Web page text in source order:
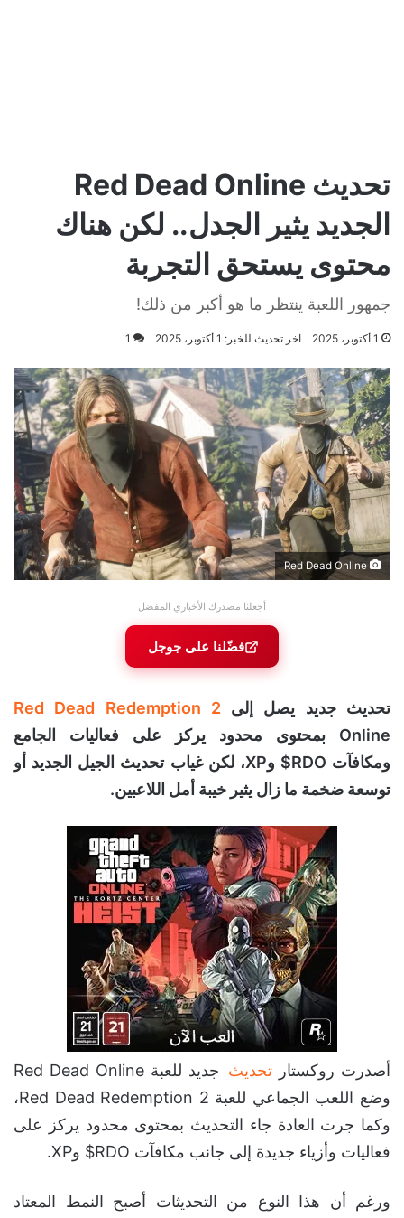
تحديث Red Dead Online
الجديد يثير الجدل.. لكن هناك
محتوى يستحق التجربة
جمهور اللعبة ينتظر ما هو أكبر من ذلك!
1 أكتوبر، 2025 اخر تحديث للخبر: 1 أكتوبر، 2025 1
أجعلنا مصدرك الأخباري المفضل
فضّلنا على جوجل
تحديث جديد يصل إلىRed Dead Redemption 2
Online بمحتوى محدود يركز على فعاليات الجامع
ومكافآت RDO$ وXP، لكن غياب تحديث الجيل الجديد أو
توسعة ضخمة ما زال يثير خيبة أمل اللاعبين.
أصدرت روكستار تحديث
جديد للعبة Red Dead Online
وضع اللعب الجماعي للعبة Red Dead Redemption 2،
وكما جرت العادة جاء التحديث بمحتوى محدود يركز على
فعاليات وأزياء جديدة إلى جانب مكافآت RDO$ وXP.
ورغم أن هذا النوع من التحديثات أصبح النمط المعتاد